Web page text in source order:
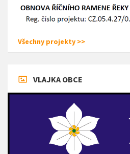
Všechny projekty >>
VLAJKA OBCE